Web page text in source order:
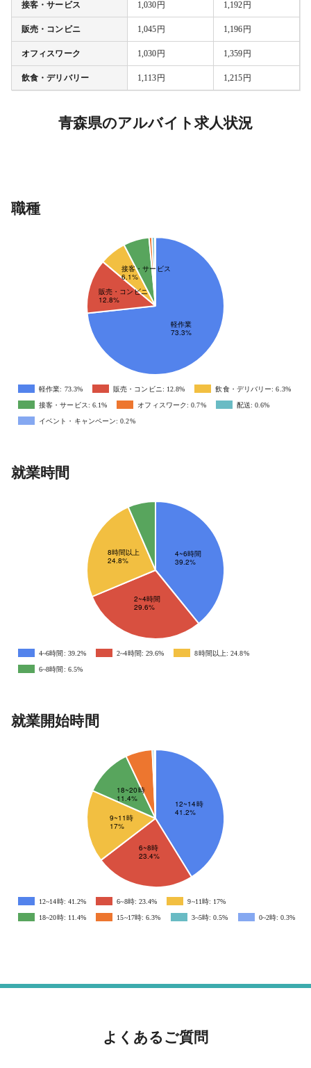
接客・サービス 1,030円 1,192円
販売・コンビニ 1,045円 1,196円
オフィスワーク 1,030円 1,359円
飲食・デリバリー 1,113円 1,215円
青森県のアルバイト求人状況
職種
軽作業: 73.3% 販売・コンビニ: 12.8% 飲食・デリバリー: 6.3%
接客・サービス: 6.1% オフィスワーク: 0.7% 配送: 0.6%
イベント・キャンペーン: 0.2%
就業時間
4~6時間: 39.2% 2~4時間: 29.6% 8時間以上: 24.8%
6~8時間: 6.5%
就業開始時間
12~14時: 41.2% 6~8時: 23.4% 9~11時: 17%
18~20時: 11.4% 15~17時: 6.3% 3~5時: 0.5% 0~2時: 0.3%
よくあるご質問